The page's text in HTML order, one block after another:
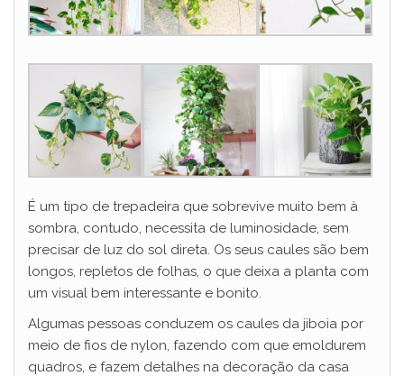
É um tipo de trepadeira que sobrevive muito bem à
sombra, contudo, necessita de luminosidade, sem
precisar de luz do sol direta. Os seus caules são bem
longos, repletos de folhas, o que deixa a planta com
um visual bem interessante e bonito.
Algumas pessoas conduzem os caules da jiboia por
meio de fios de nylon, fazendo com que emoldurem
quadros, e fazem detalhes na decoração da casa